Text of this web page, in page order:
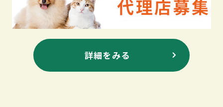
詳細をみる